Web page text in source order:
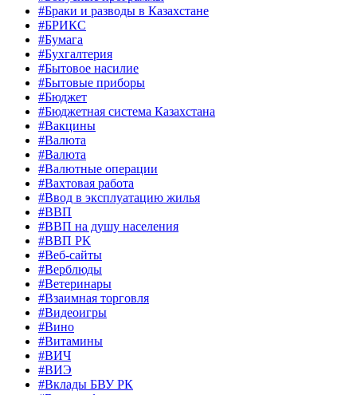
#Браки и разводы в Казахстане
#БРИКС
#Бумага
#Бухгалтерия
#Бытовое насилие
#Бытовые приборы
#Бюджет
#Бюджетная система Казахстана
#Вакцины
#Валюта
#Валюта
#Валютные операции
#Вахтовая работа
#Ввод в эксплуатацию жилья
#ВВП
#ВВП на душу населения
#ВВП РК
#Веб-сайты
#Верблюды
#Ветеринары
#Взаимная торговля
#Видеоигры
#Вино
#Витамины
#ВИЧ
#ВИЭ
#Вклады БВУ РК